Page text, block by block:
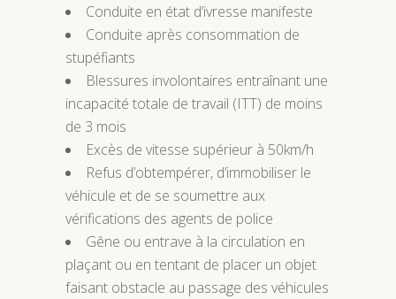
Conduite en état d’ivresse manifeste
Conduite après consommation de
stupéfiants
Blessures involontaires entraînant une
incapacité totale de travail (ITT) de moins
de 3 mois
Excès de vitesse supérieur à 50km/h
Refus d’obtempérer, d’immobiliser le
véhicule et de se soumettre aux
vérifications des agents de police
Gêne ou entrave à la circulation en
plaçant ou en tentant de placer un objet
faisant obstacle au passage des véhicules